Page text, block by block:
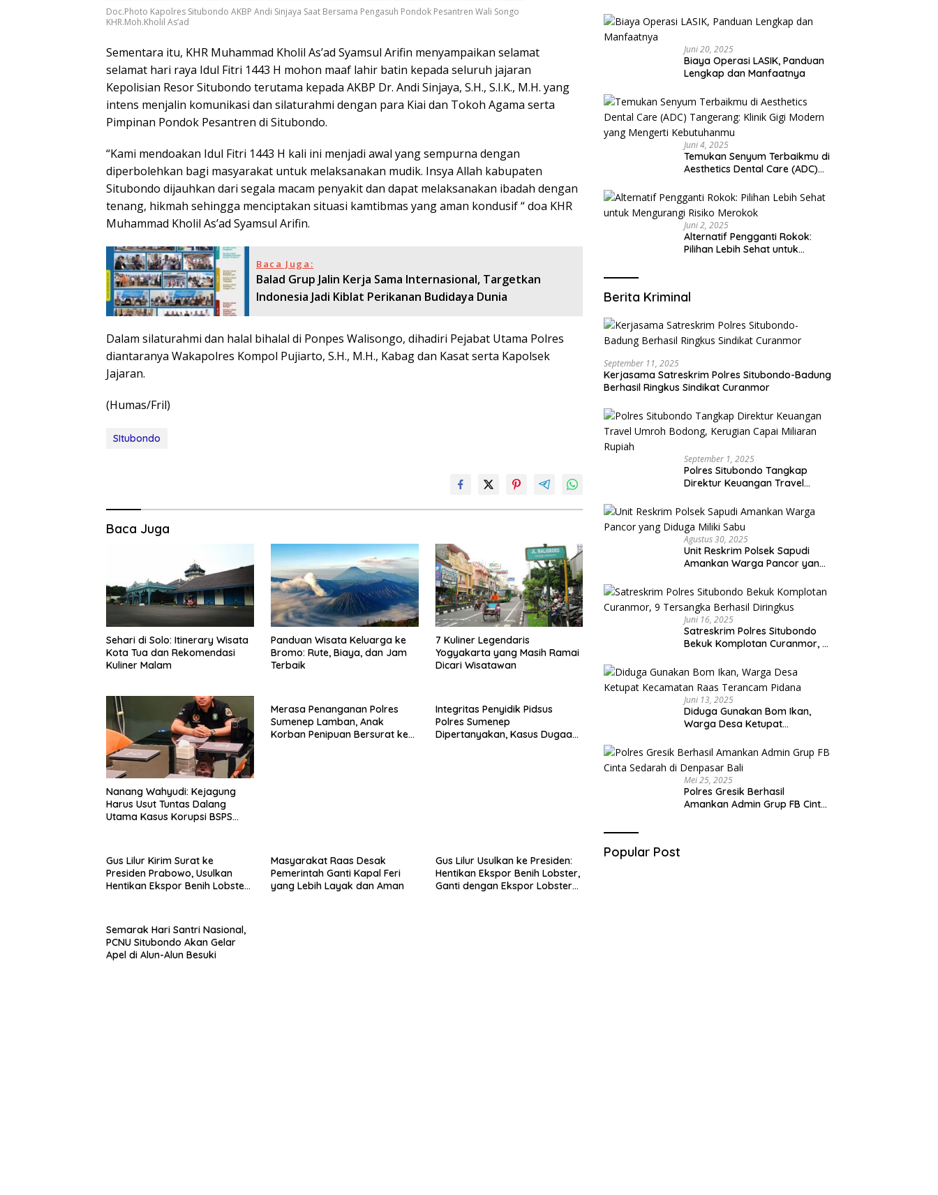
Doc.Photo Kapolres Situbondo AKBP Andi Sinjaya Saat Bersama Pengasuh Pondok Pesantren Wali Songo
KHR.Moh.Kholil As’ad
Sementara itu, KHR Muhammad Kholil As’ad Syamsul Arifin menyampaikan selamat
selamat hari raya Idul Fitri 1443 H mohon maaf lahir batin kepada seluruh jajaran
Kepolisian Resor Situbondo terutama kepada AKBP Dr. Andi Sinjaya, S.H., S.I.K., M.H. yang
intens menjalin komunikasi dan silaturahmi dengan para Kiai dan Tokoh Agama serta
Pimpinan Pondok Pesantren di Situbondo.
“Kami mendoakan Idul Fitri 1443 H kali ini menjadi awal yang sempurna dengan
diperbolehkan bagi masyarakat untuk melaksanakan mudik. Insya Allah kabupaten
Situbondo dijauhkan dari segala macam penyakit dan dapat melaksanakan ibadah dengan
tenang, hikmah sehingga menciptakan situasi kamtibmas yang aman kondusif “ doa KHR
Muhammad Kholil As’ad Syamsul Arifin.
Baca Juga:
Balad Grup Jalin Kerja Sama Internasional, Targetkan
Indonesia Jadi Kiblat Perikanan Budidaya Dunia
Dalam silaturahmi dan halal bihalal di Ponpes Walisongo, dihadiri Pejabat Utama Polres
diantaranya Wakapolres Kompol Pujiarto, S.H., M.H., Kabag dan Kasat serta Kapolsek
Jajaran.
(Humas/Fril)
SItubondo
Baca Juga
Sehari di Solo: Itinerary Wisata
Kota Tua dan Rekomendasi
Kuliner Malam
Panduan Wisata Keluarga ke
Bromo: Rute, Biaya, dan Jam
Terbaik
7 Kuliner Legendaris
Yogyakarta yang Masih Ramai
Dicari Wisatawan
Nanang Wahyudi: Kejagung
Harus Usut Tuntas Dalang
Utama Kasus Korupsi BSPS
Merasa Penanganan Polres
Sumenep Lamban, Anak
Korban Penipuan Bersurat ke
Integritas Penyidik Pidsus
Polres Sumenep
Dipertanyakan, Kasus Dugaan
Gus Lilur Kirim Surat ke
Presiden Prabowo, Usulkan
Hentikan Ekspor Benih Lobster
Masyarakat Raas Desak
Pemerintah Ganti Kapal Feri
yang Lebih Layak dan Aman
Gus Lilur Usulkan ke Presiden:
Hentikan Ekspor Benih Lobster,
Ganti dengan Ekspor Lobster
Semarak Hari Santri Nasional,
PCNU Situbondo Akan Gelar
Apel di Alun-Alun Besuki
Bangsalsari
Juni 20, 2025
Biaya Operasi LASIK, Panduan
Lengkap dan Manfaatnya
Juni 4, 2025
Temukan Senyum Terbaikmu di
Aesthetics Dental Care (ADC)
yang Mengerti Kebutuhanmu
Juni 2, 2025
Alternatif Pengganti Rokok:
Pilihan Lebih Sehat untuk
Berita Kriminal
September 11, 2025
Kerjasama Satreskrim Polres Situbondo-Badung
Berhasil Ringkus Sindikat Curanmor
September 1, 2025
Polres Situbondo Tangkap
Direktur Keuangan Travel
Capai Miliaran Rupiah
Agustus 30, 2025
Unit Reskrim Polsek Sapudi
Amankan Warga Pancor yang
Juni 16, 2025
Satreskrim Polres Situbondo
Bekuk Komplotan Curanmor, 9
Juni 13, 2025
Diduga Gunakan Bom Ikan,
Warga Desa Ketupat
Pidana
Mei 25, 2025
Polres Gresik Berhasil
Amankan Admin Grup FB Cinta
Popular Post